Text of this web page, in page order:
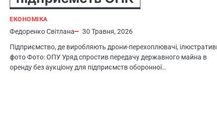
ЕКОНОМІКА
Федоренко Світлана
30 Травня, 2026
Підприємство, де виробляють дрони-перехоплювачі,
фото Фото: ОПУ Уряд спростив передачу державного майна в
оренду без аукціону для підприємств оборонної…